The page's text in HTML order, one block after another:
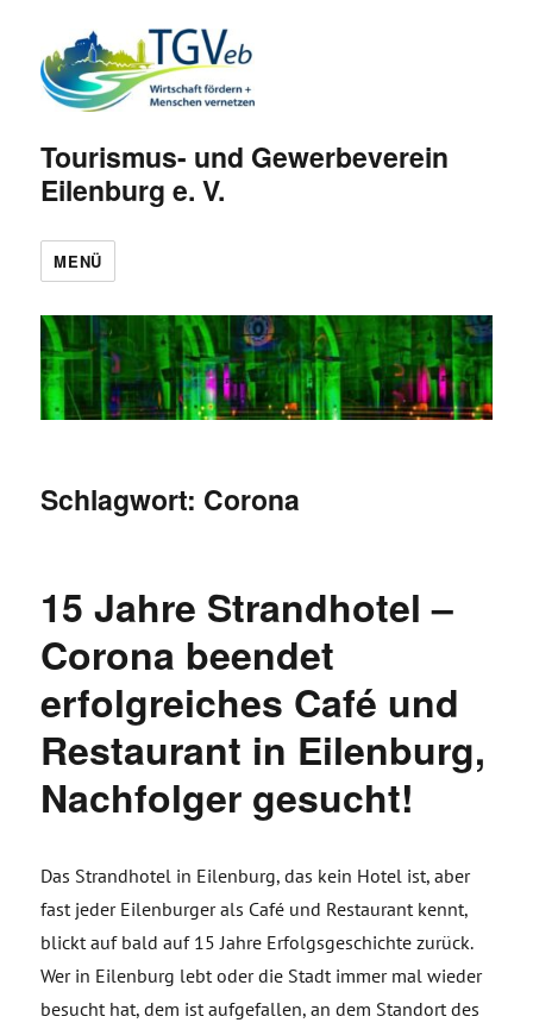
Tourismus- und Gewerbeverein
Eilenburg e. V.
MENÜ
Schlagwort: Corona
15 Jahre Strandhotel –
Corona beendet
erfolgreiches Café und
Restaurant in Eilenburg,
Nachfolger gesucht!
Das Strandhotel in Eilenburg, das kein Hotel ist, aber
fast jeder Eilenburger als Café und Restaurant kennt,
blickt auf bald auf 15 Jahre Erfolgsgeschichte zurück.
Wer in Eilenburg lebt oder die Stadt immer mal wieder
besucht hat, dem ist aufgefallen, an dem Standort des